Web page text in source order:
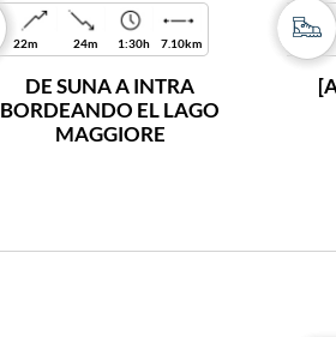
22m 24m 1:30h 7.10km
DE SUNA A INTRA
BORDEANDO EL LAGO
MAGGIORE